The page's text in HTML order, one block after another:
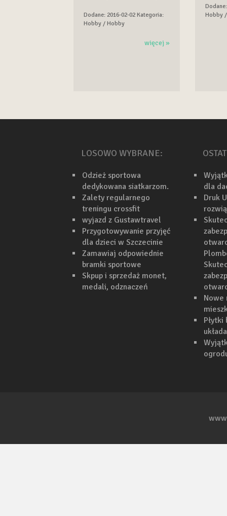
Dodane: 2016-02-02 Kategoria:
Hobby / Hobby
więcej »
Hobby
LOSOWO WYBRANE:
Odzież sportowa
dedykowana siatkarzom.
Zalety regularnego
treningu crossfit
wyjazd z Gustawtravel
Przygotowywanie przyjęć
dla dzieci w Szczecinie
Zamawiaj odpowiednie
bramki sportowe
Skpup i sprzedaż monet,
medali, odznaczeń
dla
Druk
Nowe